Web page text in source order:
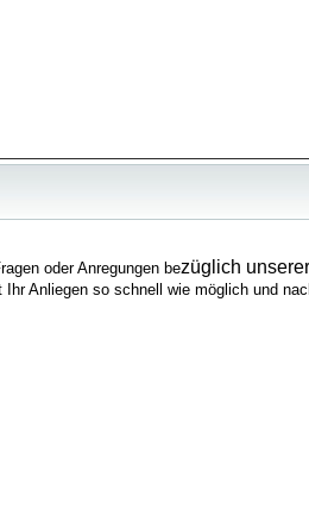
oder Anregungen bezüglich
Anliegen so schnell wie möglich und